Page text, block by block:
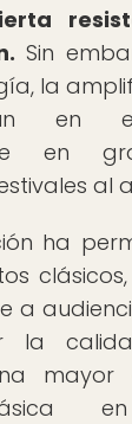
Sin
la
en
en
al
ha
a
la
mayor